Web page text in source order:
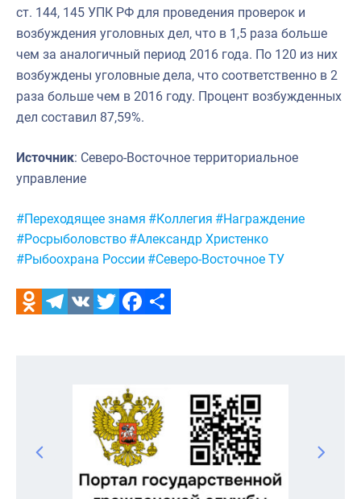
ст. 144, 145 УПК РФ для проведения проверок и
возбуждения уголовных дел, что в 1,5 раза больше
чем за аналогичный период 2016 года. По 120 из них
возбуждены уголовные дела, что соответственно в 2
раза больше чем в 2016 году. Процент возбужденных
дел составил 87,59%.
Источник: Северо-Восточное территориальное
управление
Метки:
#Переходящее знамя #Коллегия #Награждение
#Росрыболовство #Александр Христенко
#Рыбоохрана России #Северо-Восточное ТУ